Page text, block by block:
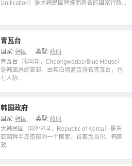
Unification）是大韩民国特殊而著名的国家行政...
青瓦台
国家: 韩国 类型: 政府
青瓦台（청와대，Cheongwadae/Blue House）
是韩国总统官邸，由其白墙蓝瓦得名青瓦台，也
有人称...
韩国政府
国家: 韩国 类型: 政府
大韩民国（대한민국，Republic of Korea）是东
亚朝鲜半岛南部的一个国家，首都为首尔。韩国
政...